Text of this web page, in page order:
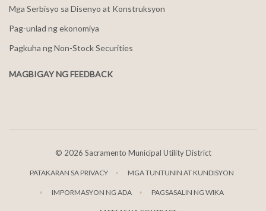
Mga Serbisyo sa Disenyo at Konstruksyon
Pag-unlad ng ekonomiya
Pagkuha ng Non-Stock Securities
MAGBIGAY NG FEEDBACK
© 2026 Sacramento Municipal Utility District
PATAKARAN SA PRIVACY MGA TUNTUNIN AT KUNDISYON
IMPORMASYON NG ADA PAGSASALIN NG WIKA